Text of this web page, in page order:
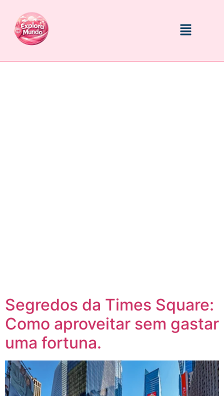
Segredos da Times Square:
Como aproveitar sem gastar
uma fortuna.